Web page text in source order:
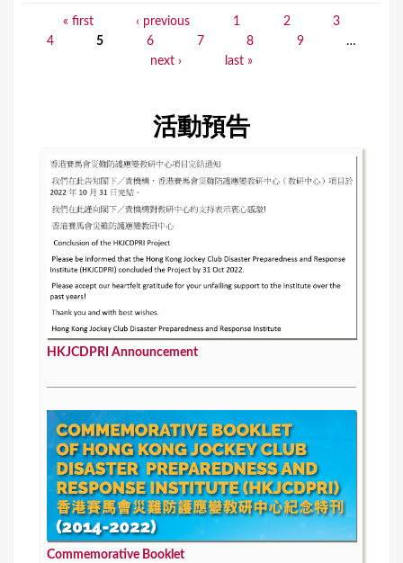
« first ‹ previous 1 2
3
4
5 6 7 8 9
…
next ›
last »
活動預告
HKJCDPRI Announcement
Commemorative Booklet